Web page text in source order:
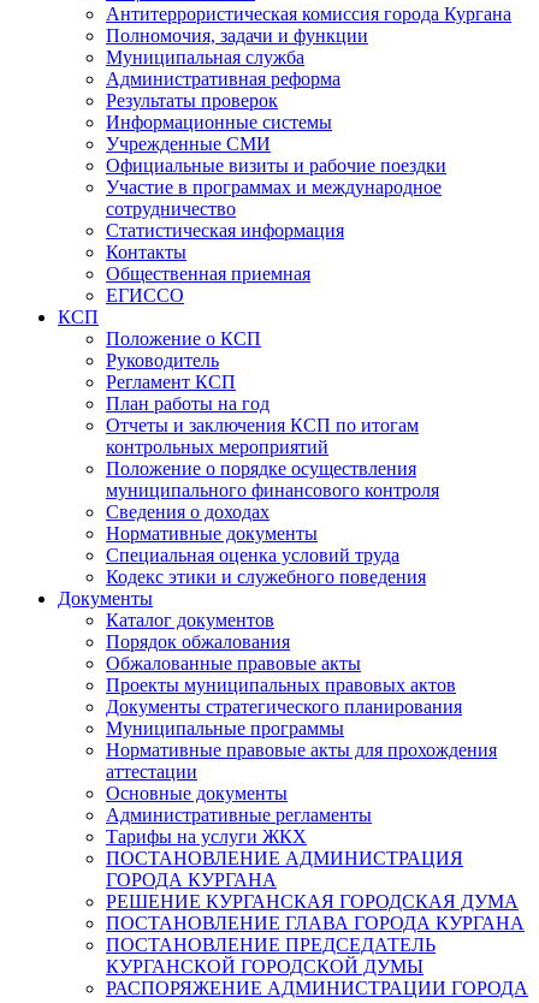
Антитеррористическая комиссия города Кургана
Полномочия, задачи и функции
Муниципальная служба
Административная реформа
Результаты проверок
Информационные системы
Учрежденные СМИ
Официальные визиты и рабочие поездки
Участие в программах и международное
сотрудничество
Статистическая информация
Контакты
Общественная приемная
ЕГИССО
КСП
Положение о КСП
Руководитель
Регламент КСП
План работы на год
Отчеты и заключения КСП по итогам
контрольных мероприятий
Положение о порядке осуществления
муниципального финансового контроля
Сведения о доходах
Нормативные документы
Специальная оценка условий труда
Кодекс этики и служебного поведения
Документы
Каталог документов
Порядок обжалования
Обжалованные правовые акты
Проекты муниципальных правовых актов
Документы стратегического планирования
Муниципальные программы
Нормативные правовые акты для прохождения
аттестации
Основные документы
Административные регламенты
Тарифы на услуги ЖКХ
ПОСТАНОВЛЕНИЕ АДМИНИСТРАЦИЯ
ГОРОДА КУРГАНА
РЕШЕНИЕ КУРГАНСКАЯ ГОРОДСКАЯ ДУМА
ПОСТАНОВЛЕНИЕ ГЛАВА ГОРОДА КУРГАНА
ПОСТАНОВЛЕНИЕ ПРЕДСЕДАТЕЛЬ
КУРГАНСКОЙ ГОРОДСКОЙ ДУМЫ
РАСПОРЯЖЕНИЕ АДМИНИСТРАЦИИ ГОРОДА